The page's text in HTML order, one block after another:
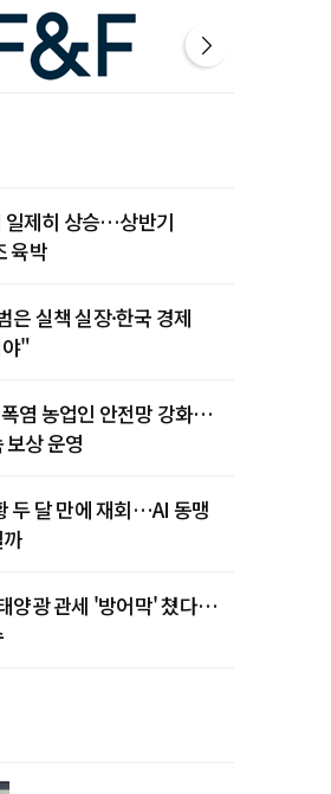
제히 상승…상반기
육박
은 실책 실장·한국 경제
"
염 농업인 안전망 강화…
상 운영
두 달 만에 재회…AI 동맹
양광 관세 '방어막' 쳤다…